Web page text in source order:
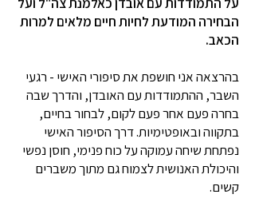
הבחירה המודעת לחיות חיים מלאים למרות
הכאב.
בהרצאה אני חושפת את סיפורי האישי - רגעי
השבר, ההתמודדות עם האובדן, והדרך שבה
בחרה פעם אחר פעם לקום, לבחור בחיים,
בתקווה ובאופטימיות. דרך הסיפור האישי
נפתחת שיחה עמוקה על כוח פנימי, חוסן נפשי
והיכולת האנושית לצמוח גם מתוך משברים
קשים.